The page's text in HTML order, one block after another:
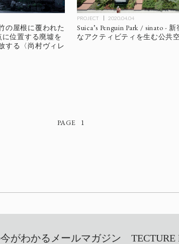
の屋根に覆われた
位置する廃墟を
する〈尚村ヴィレ
PROJECT 2020.04.04
Suica’s Penguin Park / sinato -
なアクティビティを生む公共
1
がわかるメールマガジン TECTURE